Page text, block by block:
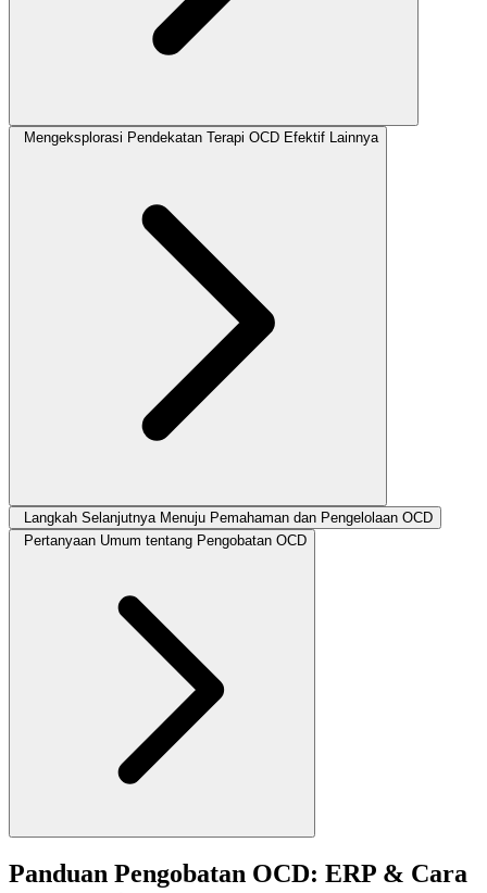
Mengeksplorasi Pendekatan Terapi OCD Efektif Lainnya
Langkah Selanjutnya Menuju Pemahaman dan Pengelolaan OCD
Pertanyaan Umum tentang Pengobatan OCD
Panduan Pengobatan OCD: ERP & Cara